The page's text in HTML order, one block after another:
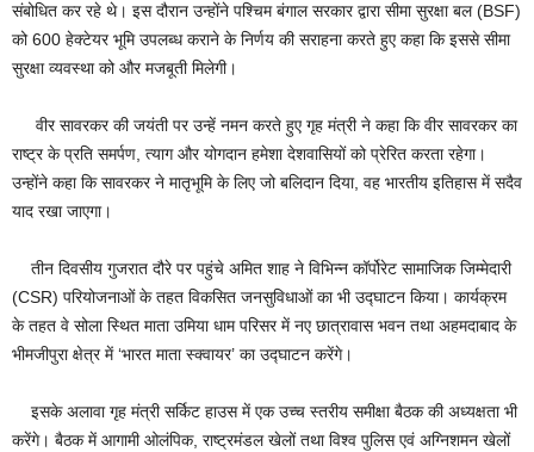
संबोधित कर रहे थे। इस दौरान उन्होंने पश्चिम बंगाल सरकार द्वारा सीमा सुरक्षा बल (BSF)
को 600 हेक्टेयर भूमि उपलब्ध कराने के निर्णय की सराहना करते हुए कहा कि इससे सीमा
सुरक्षा व्यवस्था को और मजबूती मिलेगी।
वीर सावरकर की जयंती पर उन्हें नमन करते हुए गृह मंत्री ने कहा कि वीर सावरकर का
राष्ट्र के प्रति समर्पण, त्याग और योगदान हमेशा देशवासियों को प्रेरित करता रहेगा।
उन्होंने कहा कि सावरकर ने मातृभूमि के लिए जो बलिदान दिया, वह भारतीय इतिहास में सदैव
याद रखा जाएगा।
तीन दिवसीय गुजरात दौरे पर पहुंचे अमित शाह ने विभिन्न कॉर्पोरेट सामाजिक जिम्मेदारी
(CSR) परियोजनाओं के तहत विकसित जनसुविधाओं का भी उद्घाटन किया। कार्यक्रम
के तहत वे सोला स्थित माता उमिया धाम परिसर में नए छात्रावास भवन तथा अहमदाबाद के
भीमजीपुरा क्षेत्र में ‘भारत माता स्क्वायर’ का उद्घाटन करेंगे।
इसके अलावा गृह मंत्री सर्किट हाउस में एक उच्च स्तरीय समीक्षा बैठक की अध्यक्षता भी
करेंगे। बैठक में आगामी ओलंपिक, राष्ट्रमंडल खेलों तथा विश्व पुलिस एवं अग्निशमन खेलों